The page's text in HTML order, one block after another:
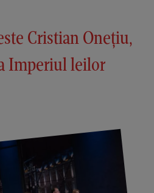
Cristian Onețiu,
Imperiul leilor